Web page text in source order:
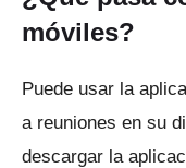
móviles?
Puede usar la
a reuniones en su
descargar la